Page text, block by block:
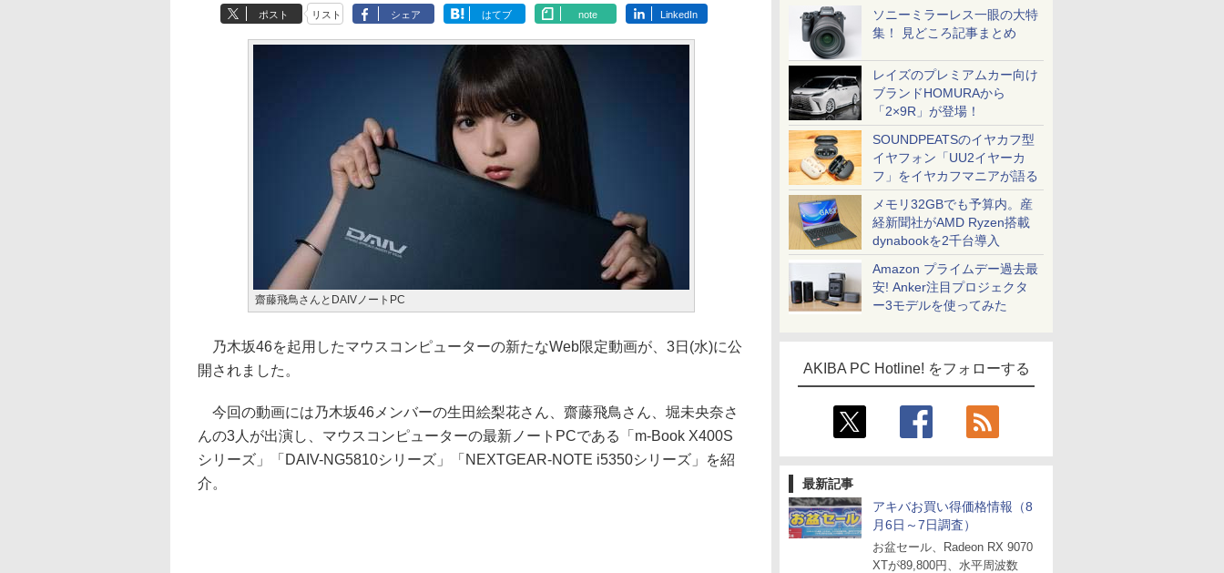
ソニーミラーレス一眼の大特
集！ 見どころ記事まとめ
レイズのプレミアムカー向け
ブランドHOMURAから
「2×9R」が登場！
SOUNDPEATSのイヤカフ型
イヤフォン「UU2イヤーカ
フ」をイヤカフマニアが語る
メモリ32GBでも予算内。産
経新聞社がAMD Ryzen搭載
dynabookを2千台導入
Amazon プライムデー過去最
安! Anker注目プロジェクタ
ー3モデルを使ってみた
AKIBA PC Hotline! をフォローする
最新記事
アキバお買い得価格情報（8
月6日～7日調査）
お盆セール、Radeon RX 9070
XTが89,800円、水平周波数
ポスト リスト シェア はてブ note LinkedIn
齋藤飛鳥さんとDAIVノートPC
乃木坂46を起用したマウスコンピューターの新たなWeb限定動画が、3日(水)に公
開されました。
今回の動画には乃木坂46メンバーの生田絵梨花さん、齋藤飛鳥さん、堀未央奈さ
んの3人が出演し、マウスコンピューターの最新ノートPCである「m-Book X400S
シリーズ」「DAIV-NG5810シリーズ」「NEXTGEAR-NOTE i5350シリーズ」を紹
介。